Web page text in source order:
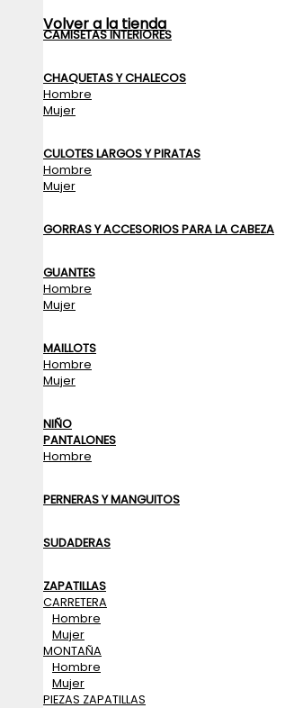
Volver a la tienda
CAMISETAS INTERIORES
CHAQUETAS Y CHALECOS
Hombre
Mujer
CULOTES LARGOS Y PIRATAS
Hombre
Mujer
GORRAS Y ACCESORIOS PARA LA CABEZA
GUANTES
Hombre
Mujer
MAILLOTS
Hombre
Mujer
NIÑO
PANTALONES
Hombre
PERNERAS Y MANGUITOS
SUDADERAS
ZAPATILLAS
CARRETERA
Hombre
Mujer
MONTAÑA
Hombre
Mujer
PIEZAS ZAPATILLAS